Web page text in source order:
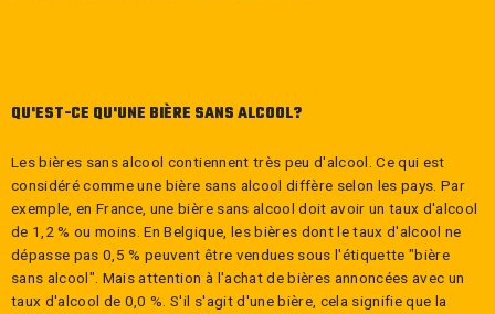
QU'EST-CE QU'UNE BIÈRE SANS ALCOOL?
Les bières sans alcool contiennent très peu d'alcool. Ce qui est
considéré comme une bière sans alcool diffère selon les pays. Par
exemple, en France, une bière sans alcool doit avoir un taux d'alcool
de 1,2 % ou moins. En Belgique, les bières dont le taux d'alcool ne
dépasse pas 0,5 % peuvent être vendues sous l'étiquette "bière
sans alcool". Mais attention à l'achat de bières annoncées avec un
taux d'alcool de 0,0 %. S'il s'agit d'une bière, cela signifie que la